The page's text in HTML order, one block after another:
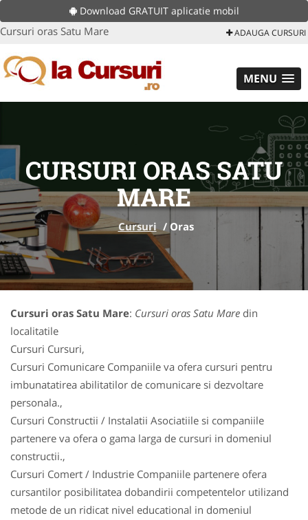
Download GRATUIT aplicatie mobil
Cursuri oras Satu Mare ADAUGA CURSURI
MENU
CURSURI ORAS SATU
MARE
Cursuri / Oras
Cursuri oras Satu Mare: Cursuri oras Satu Mare din
localitatile
Cursuri Cursuri,
Cursuri Comunicare Companiile va ofera cursuri pentru
imbunatatirea abilitatilor de comunicare si dezvoltare
personala.,
Cursuri Constructii / Instalatii Asociatiile si companiile
partenere va ofera o gama larga de cursuri in domeniul
constructii.,
Cursuri Comert / Industrie Companiile partenere ofera
cursantilor posibilitatea dobandirii competentelor utilizand
metode de un ridicat nivel educational in domeniul